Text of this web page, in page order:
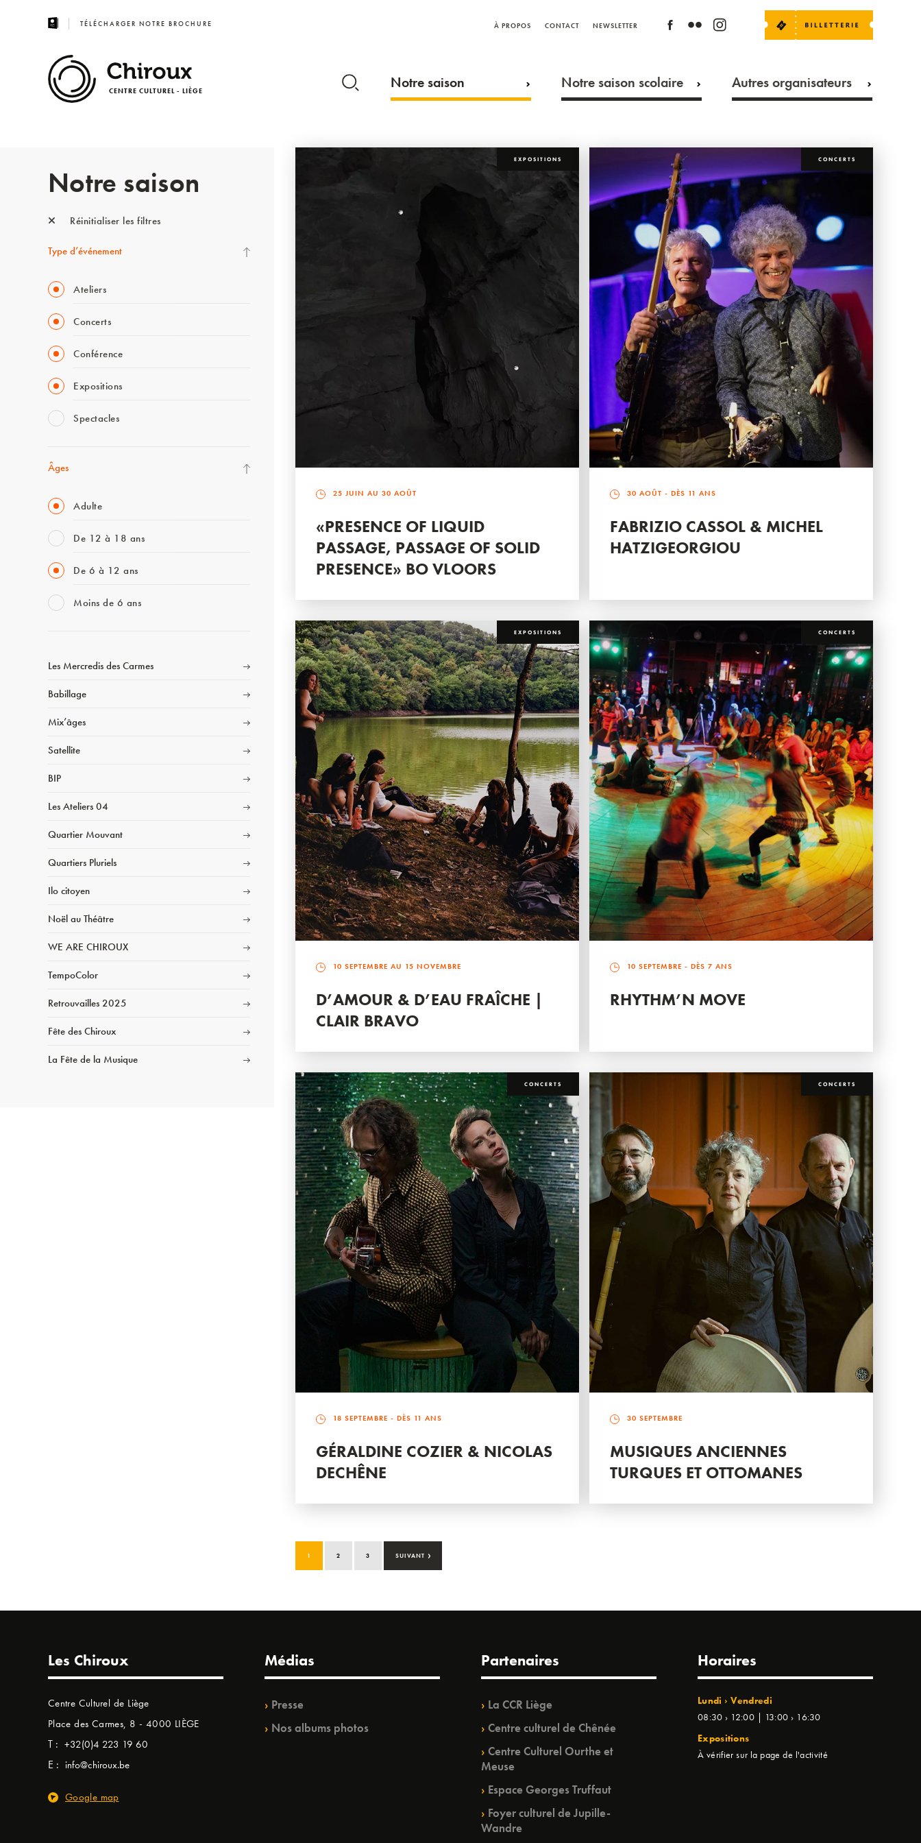
TÉLÉCHARGER NOTRE BROCHURE À PROPOS CONTACT NEWSLETTER
CENTRE CULTUREL - LIÈGE Notre saison Notre saison scolaire Autres organisateurs
Notre saison
Réinitialiser les filtres
Type d’événement
Ateliers
Concerts
Conférence
Expositions
Spectacles
Âges
Adulte
De 12 à 18 ans
De 6 à 12 ans
Moins de 6 ans
Les Mercredis des Carmes
Babillage
Mix’âges
Satellite
BIP
Les Ateliers 04
Quartier Mouvant
Quartiers Pluriels
Ilo citoyen
Noël au Théâtre
WE ARE CHIROUX
TempoColor
Retrouvailles 2025
Fête des Chiroux
La Fête de la Musique
EXPOSITIONS
25 JUIN AU 30 AOÛT
«PRESENCE OF LIQUID
PASSAGE, PASSAGE OF SOLID
PRESENCE» BO VLOORS
CONCERTS
30 AOÛT - DÈS 11 ANS
FABRIZIO CASSOL & MICHEL
HATZIGEORGIOU
EXPOSITIONS
10 SEPTEMBRE AU 15 NOVEMBRE
D’AMOUR & D’EAU FRAÎCHE |
CLAIR BRAVO
CONCERTS
10 SEPTEMBRE - DÈS 7 ANS
RHYTHM’N MOVE
CONCERTS
18 SEPTEMBRE - DÈS 11 ANS
GÉRALDINE COZIER & NICOLAS
DECHÊNE
CONCERTS
30 SEPTEMBRE
MUSIQUES ANCIENNES
TURQUES ET OTTOMANES
1 2 3 SUIVANT ›
Les Chiroux
Centre Culturel de Liège
Place des Carmes, 8 - 4000 LIÈGE
T : +32(0)4 223 19 60
E : info@chiroux.be
Google map
Médias
Presse
Nos albums photos
Partenaires
La CCR Liège
Centre culturel de Chênée
Centre Culturel Ourthe et
Meuse
Espace Georges Truffaut
Foyer culturel de Jupille-
Wandre
Horaires
Lundi › Vendredi
08:30 › 12:00 | 13:00 › 16:30
Expositions
À vérifier sur la page de l'activité